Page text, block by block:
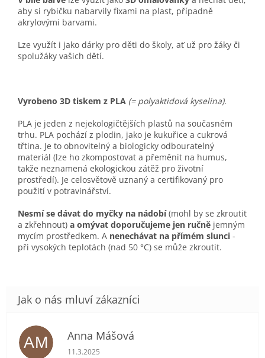
aby si rybičku nabarvily fixami na plast, případně
akrylovými barvami.
Lze využít i jako dárky pro děti do školy, ať už pro žáky či
spolužáky vašich dětí.
Vyrobeno 3D tiskem z PLA (= polyaktidová kyselina).
PLA je jeden z nejekologičtějších plastů na současném
trhu. PLA pochází z plodin, jako je kukuřice a cukrová
třtina. Je to obnovitelný a biologicky odbouratelný
materiál (lze ho zkompostovat a přeměnit na humus,
takže neznamená ekologickou zátěž pro životní
prostředí). Je celosvětově uznaný a certifikovaný pro
použití v potravinářství.
Nesmí se dávat do myčky na nádobí(mohl by se zkroutit
a zkřehnout) a omývat doporučujeme jen ručně jemným
mycím prostředkem. A nenechávat na přímém slunci -
při vysokých teplotách (nad 50 °C) se může zkroutit.
AM Anna Mášová
Hodnocení obchodu je 5 z 5 hvězdiček.
11.3.2025